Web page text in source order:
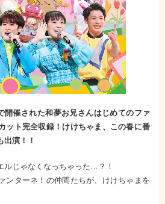
開催された和夢お兄さんはじめてのファ
ット完全収録！ けけちゃま、この春に番
演！！
ルじゃなくなっちゃった…？！
ンターネ！の仲間たちが、けけちゃまを